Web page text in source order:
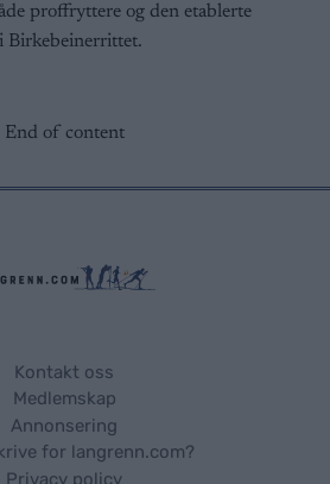
proffryttere og den etablerte
Birkebeinerrittet.
End of content
Kontakt oss
Medlemskap
Annonsering
for langrenn.com?
Privacy policy